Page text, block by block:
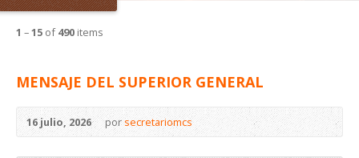
1 –15 of490 items
MENSAJE DEL SUPERIOR GENERAL
16 julio, 2026 por secretariomcs